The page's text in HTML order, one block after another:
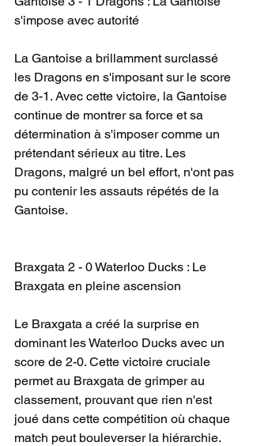
s'impose avec autorité
La Gantoise a brillamment surclassé
les Dragons en s'imposant sur le score
de 3-1. Avec cette victoire, la Gantoise
continue de montrer sa force et sa
détermination à s'imposer comme un
prétendant sérieux au titre. Les
Dragons, malgré un bel effort, n'ont pas
pu contenir les assauts répétés de la
Gantoise.
Braxgata 2 - 0 Waterloo Ducks : Le
Braxgata en pleine ascension
Le Braxgata a créé la surprise en
dominant les Waterloo Ducks avec un
score de 2-0. Cette victoire cruciale
permet au Braxgata de grimper au
classement, prouvant que rien n'est
joué dans cette compétition où chaque
match peut bouleverser la hiérarchie.